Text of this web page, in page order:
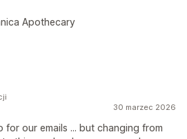
Apothecary
30 marzec 2026
for our emails ... but changing from